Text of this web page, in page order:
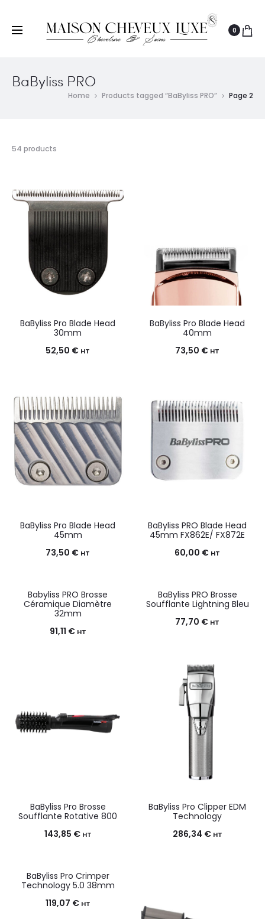
0
BaByliss PRO
Home Products tagged “BaByliss PRO” Page 2
54 products
BaByliss Pro Blade Head
30mm
52,50 € HT
BaByliss Pro Blade Head
40mm
73,50 € HT
BaByliss Pro Blade Head
45mm
73,50 € HT
BaByliss PRO Blade Head
45mm FX862E/ FX872E
60,00 € HT
Babyliss PRO Brosse
Céramique Diamètre
32mm
91,11 € HT
BaByliss PRO Brosse
Soufflante Lightning Bleu
77,70 € HT
BaByliss Pro Brosse
Soufflante Rotative 800
143,85 € HT
BaByliss Pro Clipper EDM
Technology
286,34 € HT
BaByliss Pro Crimper
Technology 5.0 38mm
119,07 € HT